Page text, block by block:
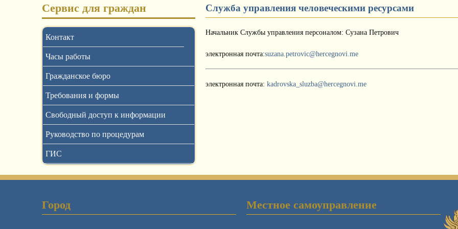
Сервис для граждан
Контакт
Часы работы
Гражданское бюро
Требования и формы
Свободный доступ к информации
Руководство по процедурам
ГИС
Служба управления человеческими ресурсами
Начальник Службы управления персоналом: Сузана Петрович
электронная почта:suzana.petrovic@hercegnovi.me
электронная почта: kadrovska_sluzba@hercegnovi.me
Город Местное самоуправление